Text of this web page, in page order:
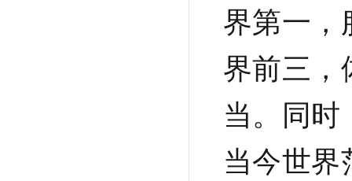
界第一
界前三，
当。同时
当今世